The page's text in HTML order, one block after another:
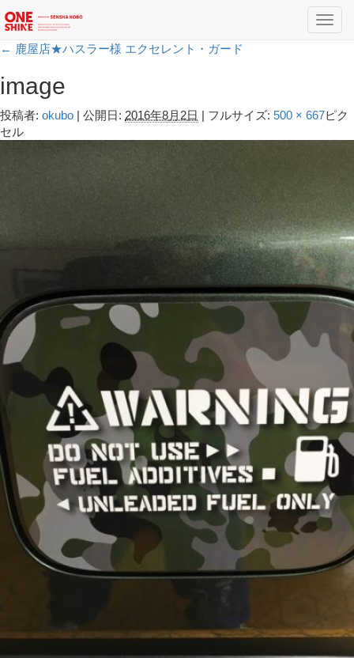
← 鹿屋店★ハスラー様 エクセレント・ガード
image
投稿者: okubo | 公開日: 2016年8月2日 | フルサイズ: 500 × 667ピク
セル